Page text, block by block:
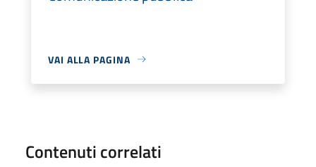
VAI ALLA PAGINA
Contenuti correlati